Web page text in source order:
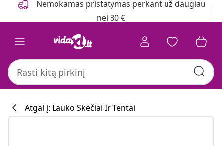
Nemokamas pristatymas perkant už daugiau
nei 80 €
Atgal į: Lauko Skėčiai Ir Tentai